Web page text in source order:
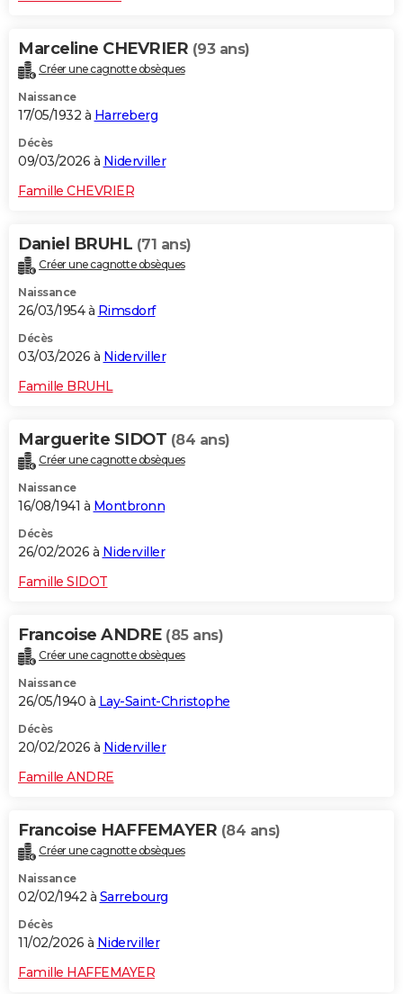
Marceline CHEVRIER (93 ans)
Créer une cagnotte obsèques
Naissance
17/05/1932 à Harreberg
Décès
09/03/2026 à Niderviller
Famille CHEVRIER
Daniel BRUHL (71 ans)
Créer une cagnotte obsèques
Naissance
26/03/1954 à Rimsdorf
Décès
03/03/2026 à Niderviller
Famille BRUHL
Marguerite SIDOT (84 ans)
Créer une cagnotte obsèques
Naissance
16/08/1941 à Montbronn
Décès
26/02/2026 à Niderviller
Famille SIDOT
Francoise ANDRE (85 ans)
Créer une cagnotte obsèques
Naissance
26/05/1940 à Lay-Saint-Christophe
Décès
20/02/2026 à Niderviller
Famille ANDRE
Francoise HAFFEMAYER (84 ans)
Créer une cagnotte obsèques
Naissance
02/02/1942 à Sarrebourg
Décès
11/02/2026 à Niderviller
Famille HAFFEMAYER